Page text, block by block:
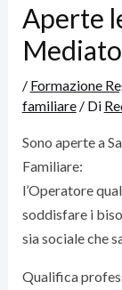
Aperte
/ Formazione
familiare/ Di
Sono aperte a
Familiare:
l’Operatore
soddisfare i
sia sociale che
Qualifica